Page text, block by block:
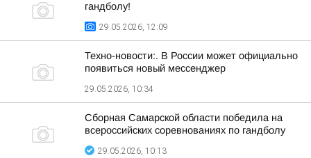
гандболу!
29.05.2026, 12:09
Техно-новости:. В России может официально
появиться новый мессенджер
29.05.2026, 10:34
Сборная Самарской области победила на
всероссийских соревнованиях по гандболу
29.05.2026, 10:13